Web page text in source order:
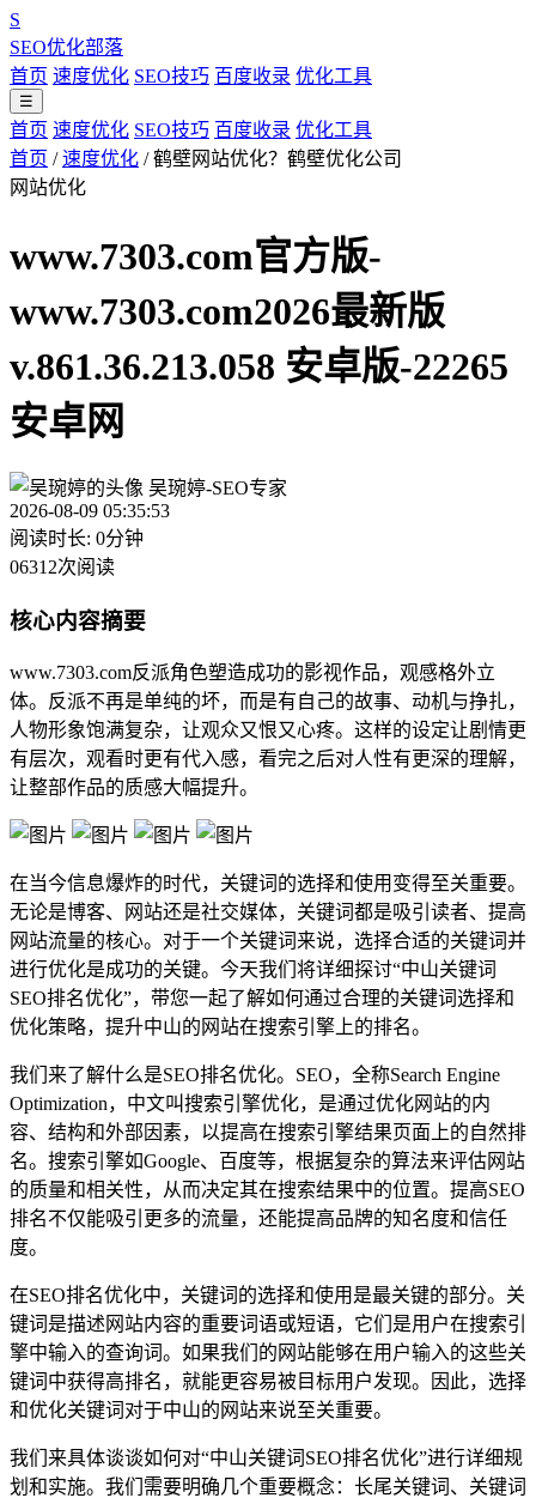
S
SEO优化部落
首页 速度优化 SEO技巧 百度收录 优化工具
☰
首页 速度优化 SEO技巧 百度收录 优化工具
首页 / 速度优化 / 鹤壁网站优化？鹤壁优化公司
网站优化
www.7303.com官方版-
www.7303.com2026最新版
v.861.36.213.058 安卓版-22265
安卓网
吴琬婷-SEO专家
2026-08-09 05:35:53
阅读时长: 0分钟
06312次阅读
核心内容摘要
www.7303.com反派角色塑造成功的影视作品，观感格外立
体。反派不再是单纯的坏，而是有自己的故事、动机与挣扎，
人物形象饱满复杂，让观众又恨又心疼。这样的设定让剧情更
有层次，观看时更有代入感，看完之后对人性有更深的理解，
让整部作品的质感大幅提升。
在当今信息爆炸的时代，关键词的选择和使用变得至关重要。
无论是博客、网站还是社交媒体，关键词都是吸引读者、提高
网站流量的核心。对于一个关键词来说，选择合适的关键词并
进行优化是成功的关键。今天我们将详细探讨“中山关键词
SEO排名优化”，带您一起了解如何通过合理的关键词选择和
优化策略，提升中山的网站在搜索引擎上的排名。
我们来了解什么是SEO排名优化。SEO，全称Search Engine
Optimization，中文叫搜索引擎优化，是通过优化网站的内
容、结构和外部因素，以提高在搜索引擎结果页面上的自然排
名。搜索引擎如Google、百度等，根据复杂的算法来评估网站
的质量和相关性，从而决定其在搜索结果中的位置。提高SEO
排名不仅能吸引更多的流量，还能提高品牌的知名度和信任
度。
在SEO排名优化中，关键词的选择和使用是最关键的部分。关
键词是描述网站内容的重要词语或短语，它们是用户在搜索引
擎中输入的查询词。如果我们的网站能够在用户输入的这些关
键词中获得高排名，就能更容易被目标用户发现。因此，选择
和优化关键词对于中山的网站来说至关重要。
我们来具体谈谈如何对“中山关键词SEO排名优化”进行详细规
划和实施。我们需要明确几个重要概念：长尾关键词、关键词